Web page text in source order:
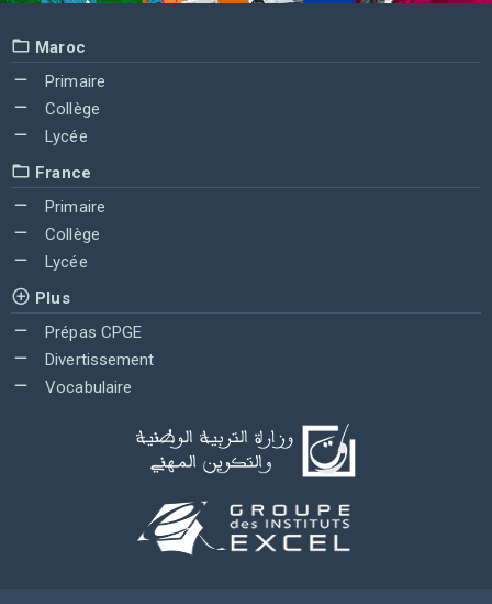
Maroc
Primaire
Collège
Lycée
France
Primaire
Collège
Lycée
Plus
Prépas CPGE
Divertissement
Vocabulaire